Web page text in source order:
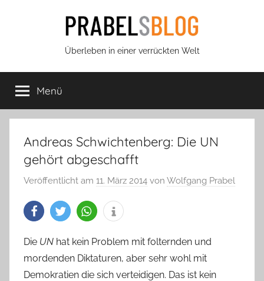
Prabels
Blog
Überleben in einer verrückten Welt
Menü
Andreas Schwichtenberg: Die UN
gehört abgeschafft
Veröffentlicht am 11. März 2014 von Wolfgang Prabel
Die UN hat kein Problem mit folternden und
mordenden Diktaturen, aber sehr wohl mit
Demokratien die sich verteidigen. Das ist kein